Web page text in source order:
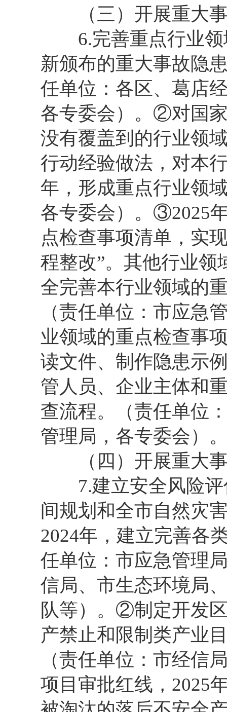
（三）开展重大事
6.完善重点行业领
新颁布的重大事故隐
任单位：各区、葛店
各专委会）。②对国
没有覆盖到的行业领
行动经验做法，对本
年，形成重点行业领
各专委会）。③2025
点检查事项清单，实
程整改”。其他行业领
全完善本行业领域的
（责任单位：市应急
业领域的重点检查事
读文件、制作隐患示
管人员、企业主体和
查流程。（责任单位
管理局，各专委会）
（四）开展重大事
7.建立安全风险评
间规划和全市自然灾
2024年，建立完善各
任单位：市应急管理
信局、市生态环境局
队等）。②制定开发
产禁止和限制类产业
（责任单位：市经信
项目审批红线，2025